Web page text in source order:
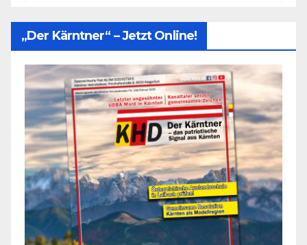
„Der Kärntner“ – Jetzt Online!